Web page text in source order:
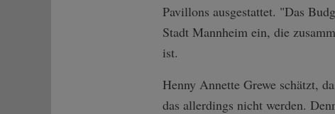
Pavillons ausgestattet. "Das
Stadt Mannheim ein, die
ist.
Henny Annette Grewe schätzt,
das allerdings nicht werden.